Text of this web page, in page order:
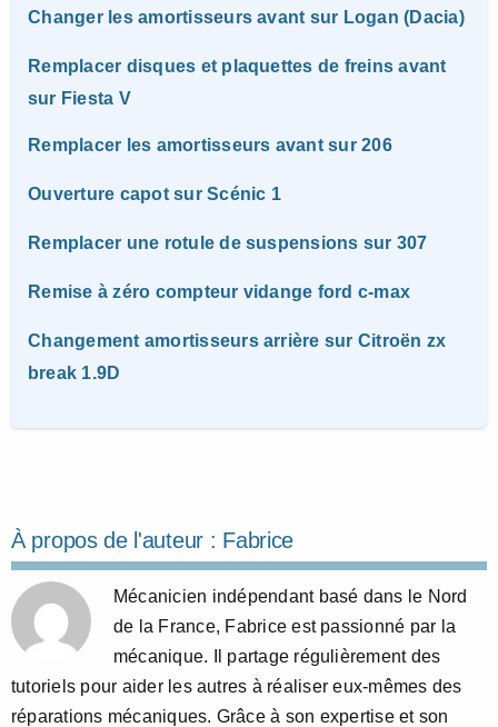
Changer les amortisseurs avant sur Logan (Dacia)
Remplacer disques et plaquettes de freins avant
sur Fiesta V
Remplacer les amortisseurs avant sur 206
Ouverture capot sur Scénic 1
Remplacer une rotule de suspensions sur 307
Remise à zéro compteur vidange ford c-max
Changement amortisseurs arrière sur Citroën zx
break 1.9D
À propos de l'auteur : Fabrice
Mécanicien indépendant basé dans le Nord
de la France, Fabrice est passionné par la
mécanique. Il partage régulièrement des
tutoriels pour aider les autres à réaliser eux-mêmes des
réparations mécaniques. Grâce à son expertise et son